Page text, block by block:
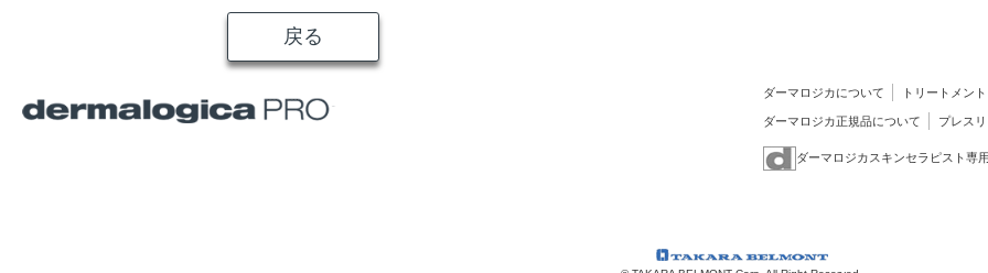
戻る
ダーマロジカについて トリートメント
ダーマロジカ正規品について プレス
ダーマロジカスキンセラピスト専